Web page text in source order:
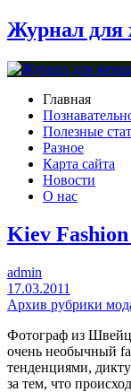
Журнал для
Главная
Полезные
Разное
Карта сайта
Новости
О нас
Kiev
admin
17.03.2011
Архив рубрики
Фотограф из
очень необычный
тенденциями,
за тем, что